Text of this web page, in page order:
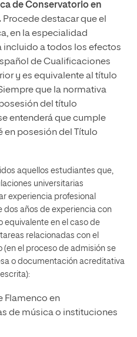
de Conservatorio en
Procede destacar que el
en la especialidad
incluido a todos los efectos
de Cualificaciones
y es equivalente al título
que la normativa
del título
entenderá que cumple
en posesión del Título
aquellos estudiantes que,
universitarias
experiencia profesional
dos años de experiencia con
en el caso de
relacionadas con el
el proceso de admisión se
o documentación acreditativa
Flamenco en
de música o instituciones